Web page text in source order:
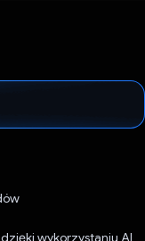
wykorzystaniu AI